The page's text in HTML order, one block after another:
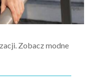
Zobacz modne